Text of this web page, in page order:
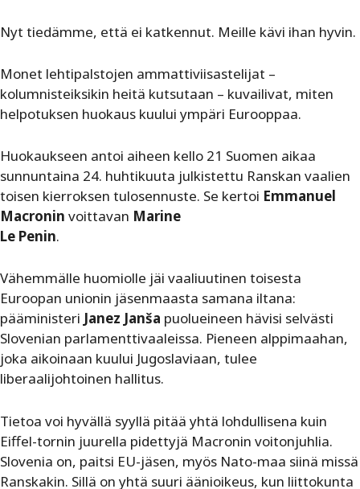
Nyt tiedämme, että ei katkennut. Meille kävi ihan hyvin.
Monet lehtipalstojen ammattiviisastelijat –
kolumnisteiksikin heitä kutsutaan – kuvailivat, miten
helpotuksen huokaus kuului ympäri Eurooppaa.
Huokaukseen antoi aiheen kello 21 Suomen aikaa
sunnuntaina 24. huhtikuuta julkistettu Ranskan vaalien
toisen kierroksen ­tulosennuste. Se kertoi Emmanuel
Macronin voittavan Marine ­
Le Penin.
Vähemmälle huomiolle jäi vaaliuutinen toisesta
Euroopan unionin jäsenmaasta samana iltana:
pääministeri Janez Janša puolueineen hävisi selvästi
Slovenian parlamenttivaaleissa. Pieneen alppimaahan,
joka aikoinaan kuului Jugoslaviaan, tulee
liberaalijohtoinen hallitus.
Tietoa voi hyvällä syyllä pitää yhtä lohdullisena kuin
Eiffel-tornin juurella pidettyjä Macronin voitonjuhlia.
Slovenia on, paitsi EU-jäsen, myös Nato-maa siinä missä
Ranskakin. Sillä on yhtä suuri äänioikeus, kun liittokunta